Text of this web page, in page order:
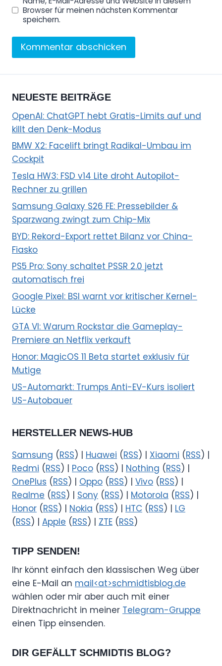
o
u
b
n
z
i
e
Browser für meinen nächsten Kommentar
speichern.
NEUESTE BEITRÄGE
OpenAI: ChatGPT hebt Gratis-Limits auf und
killt den Denk-Modus
BMW X2: Facelift bringt Radikal-Umbau im
Cockpit
Tesla HW3: FSD v14 Lite droht Autopilot-
Rechner zu grillen
Samsung Galaxy S26 FE: Pressebilder &
Sparzwang zwingt zum Chip-Mix
BYD: Rekord-Export rettet Bilanz vor China-
Fiasko
PS5 Pro: Sony schaltet PSSR 2.0 jetzt
automatisch frei
Google Pixel: BSI warnt vor kritischer Kernel-
Lücke
GTA VI: Warum Rockstar die Gameplay-
Premiere an Netflix verkauft
Honor: MagicOS 11 Beta startet exklusiv für
Mutige
US-Automarkt: Trumps Anti-EV-Kurs isoliert
US-Autobauer
HERSTELLER NEWS-HUB
Samsung (RSS) | Huawei (RSS) | Xiaomi (RSS) |
Redmi (RSS) | Poco (RSS) | Nothing (RSS) |
OnePlus (RSS) | Oppo (RSS) | Vivo (RSS) |
Realme (RSS) | Sony (RSS) | Motorola (RSS) |
Honor (RSS) | Nokia (RSS) | HTC (RSS) | LG
(RSS) | Apple (RSS) | ZTE (RSS)
TIPP SENDEN!
Ihr könnt einfach den klassischen Weg über
eine E-Mail an mail<at>schmidtisblog.de
wählen oder mir aber auch mit einer
Direktnachricht in meiner Telegram-Gruppe
einen Tipp einsenden.
DIR GEFÄLLT SCHMIDTIS BLOG?